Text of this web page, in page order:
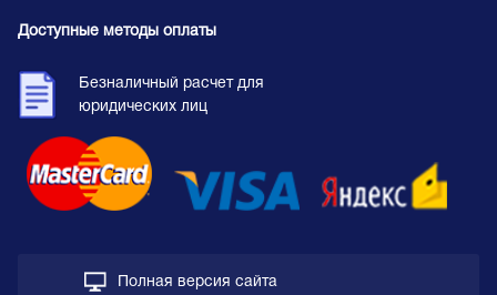
Доступные методы оплаты
Безналичный расчет для
юридических лиц
Полная версия сайта